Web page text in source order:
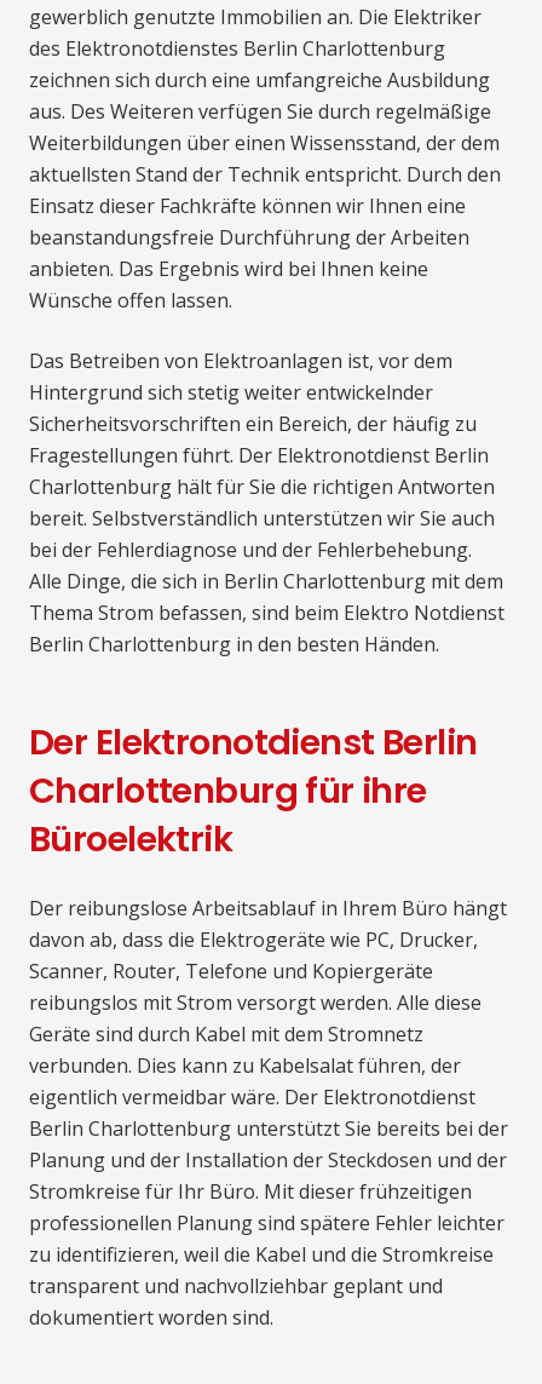
gewerblich genutzte Immobilien an. Die Elektriker
des Elektronotdienstes Berlin Charlottenburg
zeichnen sich durch eine umfangreiche Ausbildung
aus. Des Weiteren verfügen Sie durch regelmäßige
Weiterbildungen über einen Wissensstand, der dem
aktuellsten Stand der Technik entspricht. Durch den
Einsatz dieser Fachkräfte können wir Ihnen eine
beanstandungsfreie Durchführung der Arbeiten
anbieten. Das Ergebnis wird bei Ihnen keine
Wünsche offen lassen.
Das Betreiben von Elektroanlagen ist, vor dem
Hintergrund sich stetig weiter entwickelnder
Sicherheitsvorschriften ein Bereich, der häufig zu
Fragestellungen führt. Der Elektronotdienst Berlin
Charlottenburg hält für Sie die richtigen Antworten
bereit. Selbstverständlich unterstützen wir Sie auch
bei der Fehlerdiagnose und der Fehlerbehebung.
Alle Dinge, die sich in Berlin Charlottenburg mit dem
Thema Strom befassen, sind beim Elektro Notdienst
Berlin Charlottenburg in den besten Händen.
Der Elektronotdienst Berlin
Charlottenburg für ihre
Büroelektrik
Der reibungslose Arbeitsablauf in Ihrem Büro hängt
davon ab, dass die Elektrogeräte wie PC, Drucker,
Scanner, Router, Telefone und Kopiergeräte
reibungslos mit Strom versorgt werden. Alle diese
Geräte sind durch Kabel mit dem Stromnetz
verbunden. Dies kann zu Kabelsalat führen, der
eigentlich vermeidbar wäre. Der Elektronotdienst
Berlin Charlottenburg unterstützt Sie bereits bei der
Planung und der Installation der Steckdosen und der
Stromkreise für Ihr Büro. Mit dieser frühzeitigen
professionellen Planung sind spätere Fehler leichter
zu identifizieren, weil die Kabel und die Stromkreise
transparent und nachvollziehbar geplant und
dokumentiert worden sind.